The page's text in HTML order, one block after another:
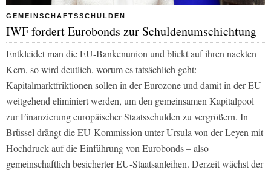
GEMEINSCHAFTSSCHULDEN
IWF fordert Eurobonds zur Schuldenumschichtung
Entkleidet man die EU-Bankenunion und blickt auf ihren nackten
Kern, so wird deutlich, worum es tatsächlich geht:
Kapitalmarktfriktionen sollen in der Eurozone und damit in der EU
weitgehend eliminiert werden, um den gemeinsamen Kapitalpool
zur Finanzierung europäischer Staatsschulden zu vergrößern. In
Brüssel drängt die EU-Kommission unter Ursula von der Leyen mit
Hochdruck auf die Einführung von Eurobonds – also
gemeinschaftlich besicherter EU-Staatsanleihen. Derzeit wächst der